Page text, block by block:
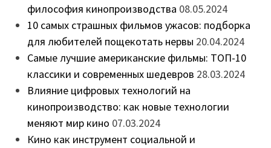
философия кинопроизводства 08.05.2024
10 самых страшных фильмов ужасов: подборка
для любителей пощекотать нервы 20.04.2024
Самые лучшие американские фильмы: ТОП-10
классики и современных шедевров 28.03.2024
Влияние цифровых технологий на
кинопроизводство: как новые технологии
меняют мир кино 07.03.2024
Кино как инструмент социальной и